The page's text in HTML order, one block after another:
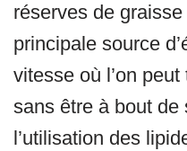
réserves de
principale source
vitesse où l’on
sans être à bout de
l’utilisation des